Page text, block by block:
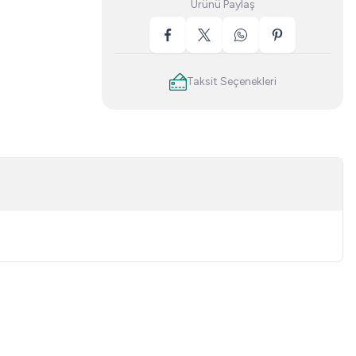
Ürünü Paylaş
Taksit Seçenekleri